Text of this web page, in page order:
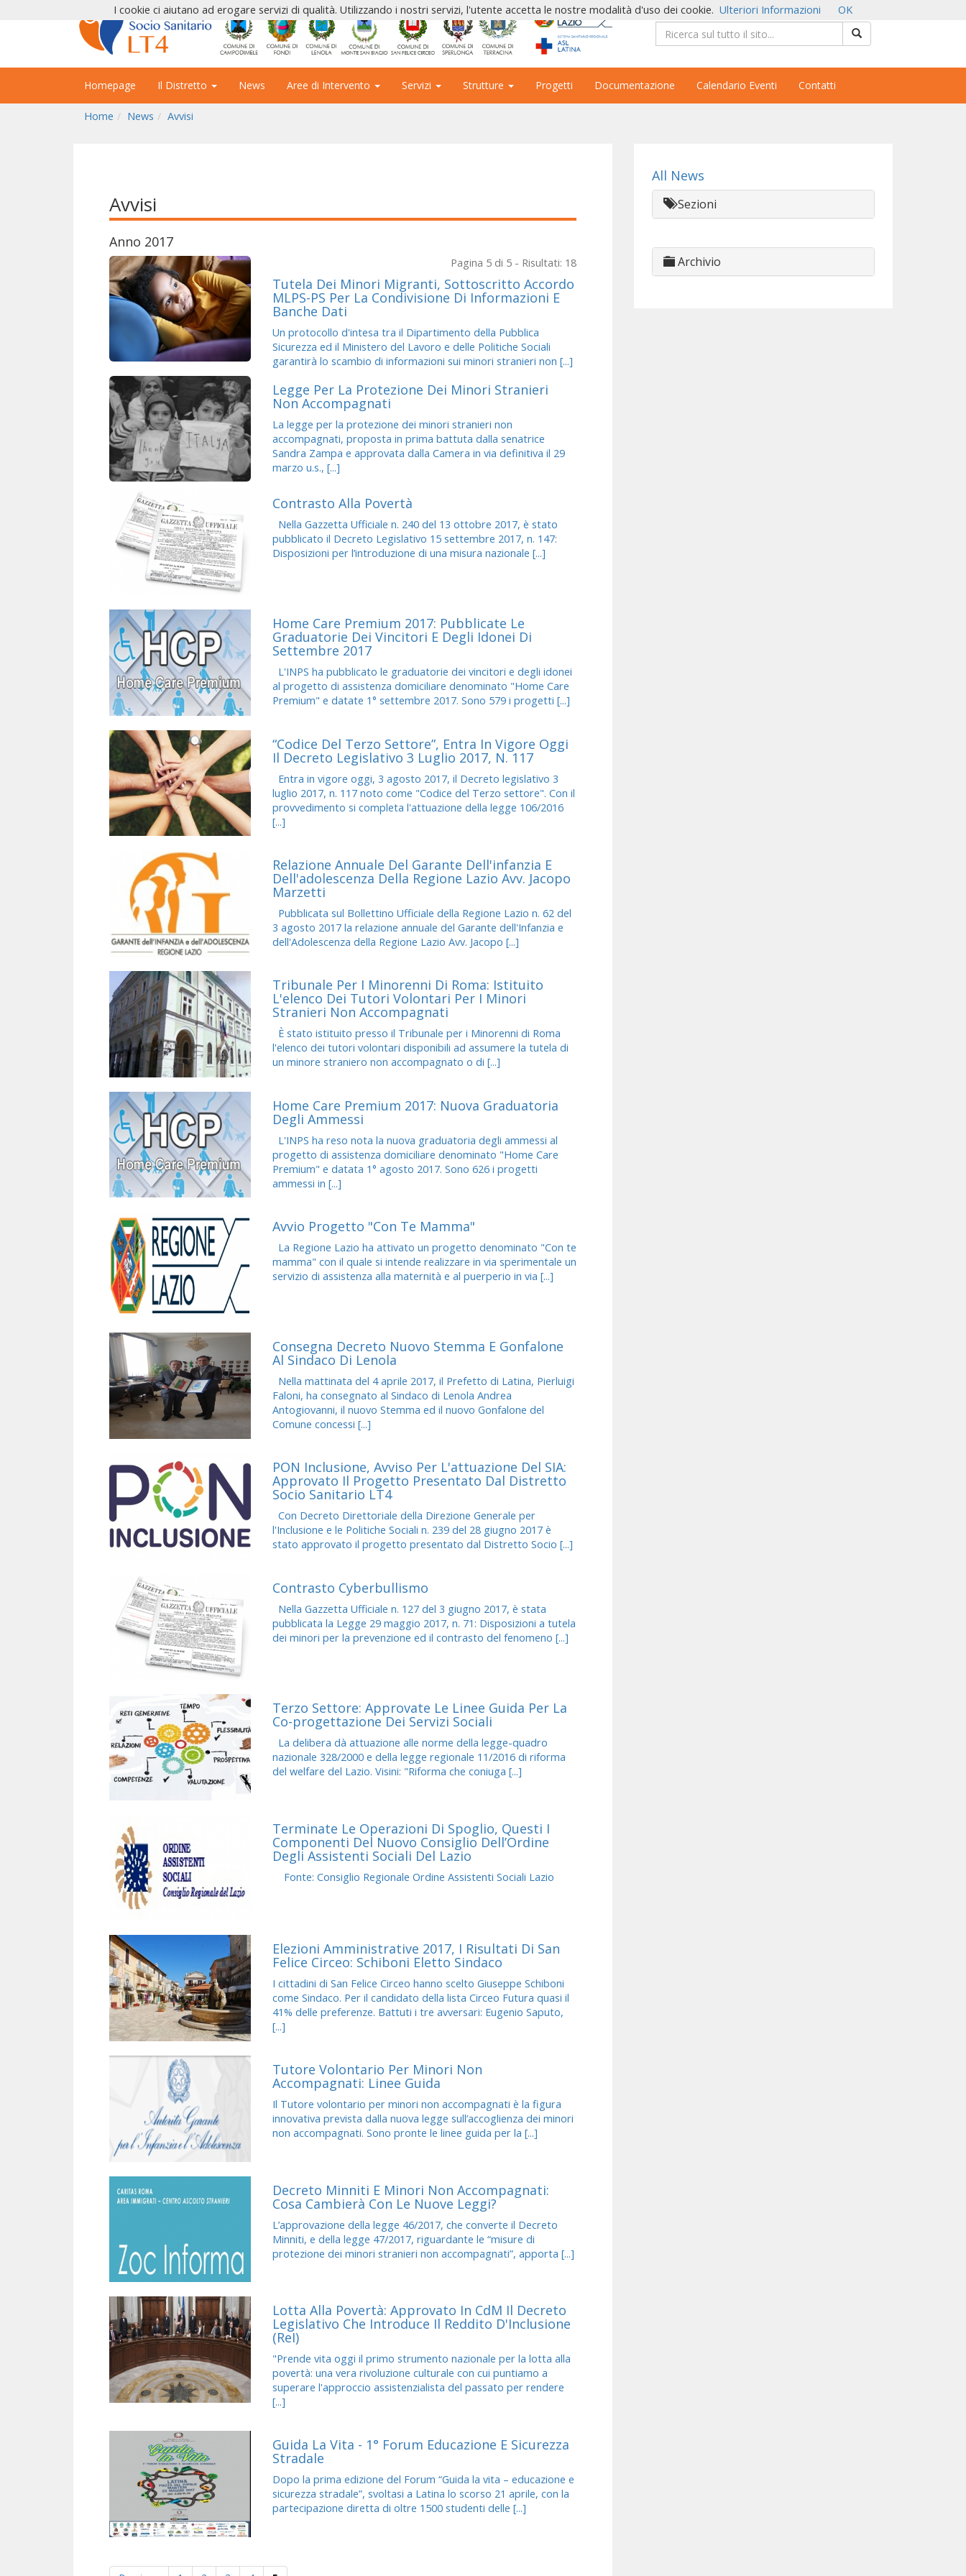
Homepage Il Distretto News Aree di Intervento Servizi Strutture Progetti Documentazione Calendario Eventi Contatti
Home News Avvisi
Avvisi
Anno 2017
Pagina 5 di 5 - Risultati: 18
Tutela Dei Minori Migranti, Sottoscritto Accordo
MLPS-PS Per La Condivisione Di Informazioni E
Banche Dati
Un protocollo d'intesa tra il Dipartimento della Pubblica
Sicurezza ed il Ministero del Lavoro e delle Politiche Sociali
garantirà lo scambio di informazioni sui minori stranieri non [...]
Legge Per La Protezione Dei Minori Stranieri
Non Accompagnati
La legge per la protezione dei minori stranieri non
accompagnati, proposta in prima battuta dalla senatrice
Sandra Zampa e approvata dalla Camera in via definitiva il 29
marzo u.s., [...]
Contrasto Alla Povertà
Nella Gazzetta Ufficiale n. 240 del 13 ottobre 2017, è stato
pubblicato il Decreto Legislativo 15 settembre 2017, n. 147:
Disposizioni per l’introduzione di una misura nazionale [...]
Home Care Premium 2017: Pubblicate Le
Graduatorie Dei Vincitori E Degli Idonei Di
Settembre 2017
L'INPS ha pubblicato le graduatorie dei vincitori e degli idonei
al progetto di assistenza domiciliare denominato "Home Care
Premium" e datate 1° settembre 2017. Sono 579 i progetti [...]
“Codice Del Terzo Settore”, Entra In Vigore Oggi
Il Decreto Legislativo 3 Luglio 2017, N. 117
Entra in vigore oggi, 3 agosto 2017, il Decreto legislativo 3
luglio 2017, n. 117 noto come "Codice del Terzo settore". Con il
provvedimento si completa l'attuazione della legge 106/2016
[...]
Relazione Annuale Del Garante Dell'infanzia E
Dell'adolescenza Della Regione Lazio Avv. Jacopo
Marzetti
Pubblicata sul Bollettino Ufficiale della Regione Lazio n. 62 del
3 agosto 2017 la relazione annuale del Garante dell'Infanzia e
dell'Adolescenza della Regione Lazio Avv. Jacopo [...]
Tribunale Per I Minorenni Di Roma: Istituito
L'elenco Dei Tutori Volontari Per I Minori
Stranieri Non Accompagnati
È stato istituito presso il Tribunale per i Minorenni di Roma
l'elenco dei tutori volontari disponibili ad assumere la tutela di
un minore straniero non accompagnato o di [...]
Home Care Premium 2017: Nuova Graduatoria
Degli Ammessi
L'INPS ha reso nota la nuova graduatoria degli ammessi al
progetto di assistenza domiciliare denominato "Home Care
Premium" e datata 1° agosto 2017. Sono 626 i progetti
ammessi in [...]
Avvio Progetto "Con Te Mamma"
La Regione Lazio ha attivato un progetto denominato "Con te
mamma" con il quale si intende realizzare in via sperimentale un
servizio di assistenza alla maternità e al puerperio in via [...]
Consegna Decreto Nuovo Stemma E Gonfalone
Al Sindaco Di Lenola
Nella mattinata del 4 aprile 2017, il Prefetto di Latina, Pierluigi
Faloni, ha consegnato al Sindaco di Lenola Andrea
Antogiovanni, il nuovo Stemma ed il nuovo Gonfalone del
Comune concessi [...]
PON Inclusione, Avviso Per L'attuazione Del SIA:
Approvato Il Progetto Presentato Dal Distretto
Socio Sanitario LT4
Con Decreto Direttoriale della Direzione Generale per
l'Inclusione e le Politiche Sociali n. 239 del 28 giugno 2017 è
stato approvato il progetto presentato dal Distretto Socio [...]
Contrasto Cyberbullismo
Nella Gazzetta Ufficiale n. 127 del 3 giugno 2017, è stata
pubblicata la Legge 29 maggio 2017, n. 71: Disposizioni a tutela
dei minori per la prevenzione ed il contrasto del fenomeno [...]
Terzo Settore: Approvate Le Linee Guida Per La
Co-progettazione Dei Servizi Sociali
La delibera dà attuazione alle norme della legge-quadro
nazionale 328/2000 e della legge regionale 11/2016 di riforma
del welfare del Lazio. Visini: "Riforma che coniuga [...]
Terminate Le Operazioni Di Spoglio, Questi I
Componenti Del Nuovo Consiglio Dell’Ordine
Degli Assistenti Sociali Del Lazio
Fonte: Consiglio Regionale Ordine Assistenti Sociali Lazio
Elezioni Amministrative 2017, I Risultati Di San
Felice Circeo: Schiboni Eletto Sindaco
I cittadini di San Felice Circeo hanno scelto Giuseppe Schiboni
come Sindaco. Per il candidato della lista Circeo Futura quasi il
41% delle preferenze. Battuti i tre avversari: Eugenio Saputo,
[...]
Tutore Volontario Per Minori Non
Accompagnati: Linee Guida
Il Tutore volontario per minori non accompagnati è la figura
innovativa prevista dalla nuova legge sull’accoglienza dei minori
non accompagnati. Sono pronte le linee guida per la [...]
Decreto Minniti E Minori Non Accompagnati:
Cosa Cambierà Con Le Nuove Leggi?
L’approvazione della legge 46/2017, che converte il Decreto
Minniti, e della legge 47/2017, riguardante le “misure di
protezione dei minori stranieri non accompagnati”, apporta [...]
Lotta Alla Povertà: Approvato In CdM Il Decreto
Legislativo Che Introduce Il Reddito D'Inclusione
(ReI)
"Prende vita oggi il primo strumento nazionale per la lotta alla
povertà: una vera rivoluzione culturale con cui puntiamo a
superare l'approccio assistenzialista del passato per rendere
[...]
Guida La Vita - 1° Forum Educazione E Sicurezza
Stradale
Dopo la prima edizione del Forum “Guida la vita – educazione e
sicurezza stradale”, svoltasi a Latina lo scorso 21 aprile, con la
partecipazione diretta di oltre 1500 studenti delle [...]
All News
Sezioni
Archivio
I cookie ci aiutano ad erogare servizi di qualità. Utilizzando i nostri servizi, l'utente accetta le nostre modalità d'uso dei cookie. Ulteriori Informazioni OK